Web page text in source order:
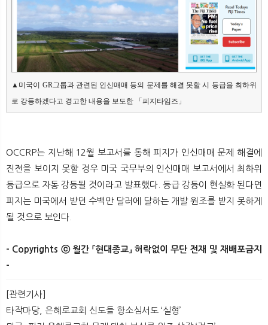
▲미국이 GR그룹과 관련된 인신매매 등의 문제를 해결 못할 시 등급을 최하위
로 강등하겠다고 경고한 내용을 보도한 「피지타임즈」
OCCRP는 지난해 12월 보고서를 통해 피지가 인신매매 문제 해결에
진전을 보이지 못할 경우 미국 국무부의 인신매매 보고서에서 최하위
등급으로 자동 강등될 것이라고 발표했다. 등급 강등이 현실화 된다면
피지는 미국에서 받던 수백만 달러에 달하는 개발 원조를 받지 못하게
될 것으로 보인다.
- Copyrights ⓒ 월간 「현대종교」 허락없이 무단 전재 및 재배포금지
-
[관련기사]
타작마당, 은혜로교회 신도들 항소심서도 ‘실형’